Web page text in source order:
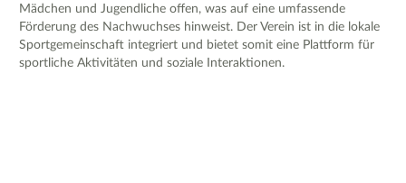
Mädchen und Jugendliche offen, was auf eine umfassende
Förderung des Nachwuchses hinweist. Der Verein ist in die lokale
Sportgemeinschaft integriert und bietet somit eine Plattform für
sportliche Aktivitäten und soziale Interaktionen.